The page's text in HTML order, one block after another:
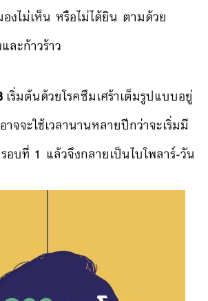
งไม่เห็น หรือไม่ได้ยิน ตามด้วย
ละก้าวร้าว
เริ่มต้นด้วยโรคซึมเศร้าเต็มรูปแบบอยู่
จจะใช้เวลานานหลายปีกว่าจะเริ่มมี
อบที่ 1 แล้วจึงกลายเป็นไบโพลาร์-วัน